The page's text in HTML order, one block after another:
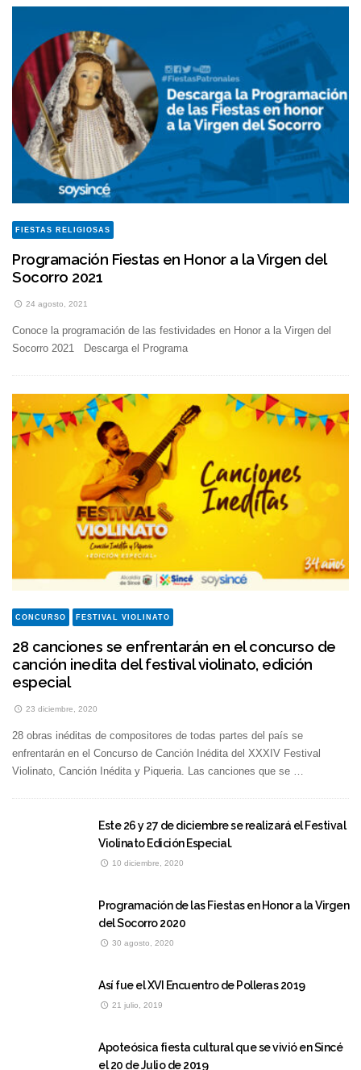
FIESTAS RELIGIOSAS
Programación Fiestas en Honor a la Virgen del
Socorro 2021
24 agosto, 2021
Conoce la programación de las festividades en Honor a la Virgen del
Socorro 2021 Descarga el Programa
CONCURSO FESTIVAL VIOLINATO
28 canciones se enfrentarán en el concurso de
canción inedita del festival violinato, edición
especial
23 diciembre, 2020
28 obras inéditas de compositores de todas partes del país se
enfrentarán en el Concurso de Canción Inédita del XXXIV Festival
Violinato, Canción Inédita y Piqueria. Las canciones que se …
Este 26 y 27 de diciembre se realizará el Festival
Violinato Edición Especial.
10 diciembre, 2020
Programación de las Fiestas en Honor a la Virgen
del Socorro 2020
30 agosto, 2020
Así fue el XVI Encuentro de Polleras 2019
21 julio, 2019
Apoteósica fiesta cultural que se vivió en Sincé
el 20 de Julio de 2019